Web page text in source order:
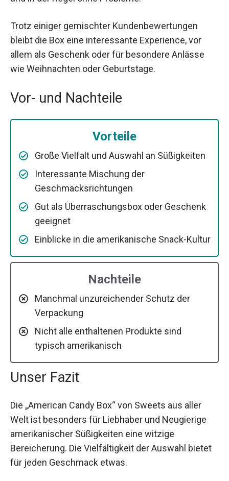
Trotz einiger gemischter Kundenbewertungen
bleibt die Box eine interessante Experience, vor
allem als Geschenk oder für besondere Anlässe
wie Weihnachten oder Geburtstage.
Vor- und Nachteile
Vorteile
Große Vielfalt und Auswahl an Süßigkeiten
Interessante Mischung der
Geschmacksrichtungen
Gut als Überraschungsbox oder Geschenk
geeignet
Einblicke in die amerikanische Snack-Kultur
Nachteile
Manchmal unzureichender Schutz der
Verpackung
Nicht alle enthaltenen Produkte sind
typisch amerikanisch
Unser Fazit
Die „American Candy Box“ von Sweets aus aller
Welt ist besonders für Liebhaber und Neugierige
amerikanischer Süßigkeiten eine witzige
Bereicherung. Die Vielfältigkeit der Auswahl bietet
für jeden Geschmack etwas.